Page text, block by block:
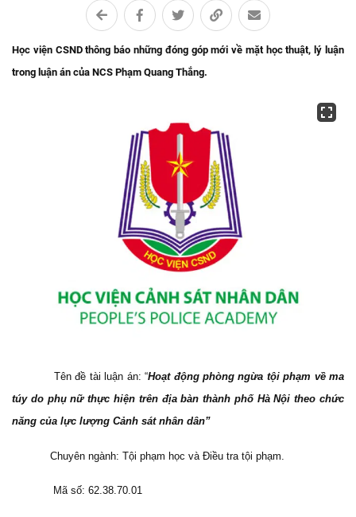
Học viện CSND thông báo những đóng góp mới về mặt học thuật, lý luận
trong luận án của NCS Phạm Quang Thắng.
Tên đề tài luận án: “Hoạt động phòng ngừa tội phạm về ma
túy do phụ nữ thực hiện trên địa bàn thành phố Hà Nội theo chức
năng của lực lượng Cảnh sát nhân dân”
Chuyên ngành: Tội phạm học và Điều tra tội phạm.
Mã số: 62.38.70.01